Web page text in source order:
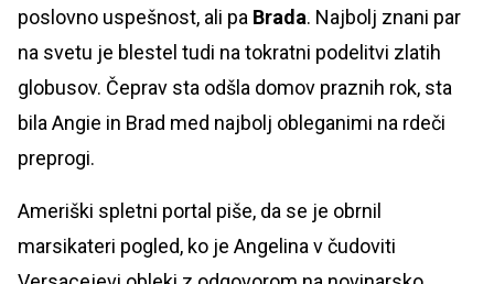
poslovno uspešnost, ali pa Brada. Najbolj znani par
na svetu je blestel tudi na tokratni podelitvi zlatih
globusov. Čeprav sta odšla domov praznih rok, sta
bila Angie in Brad med najbolj obleganimi na rdeči
preprogi.
Ameriški spletni portal piše, da se je obrnil
marsikateri pogled, ko je Angelina v čudoviti